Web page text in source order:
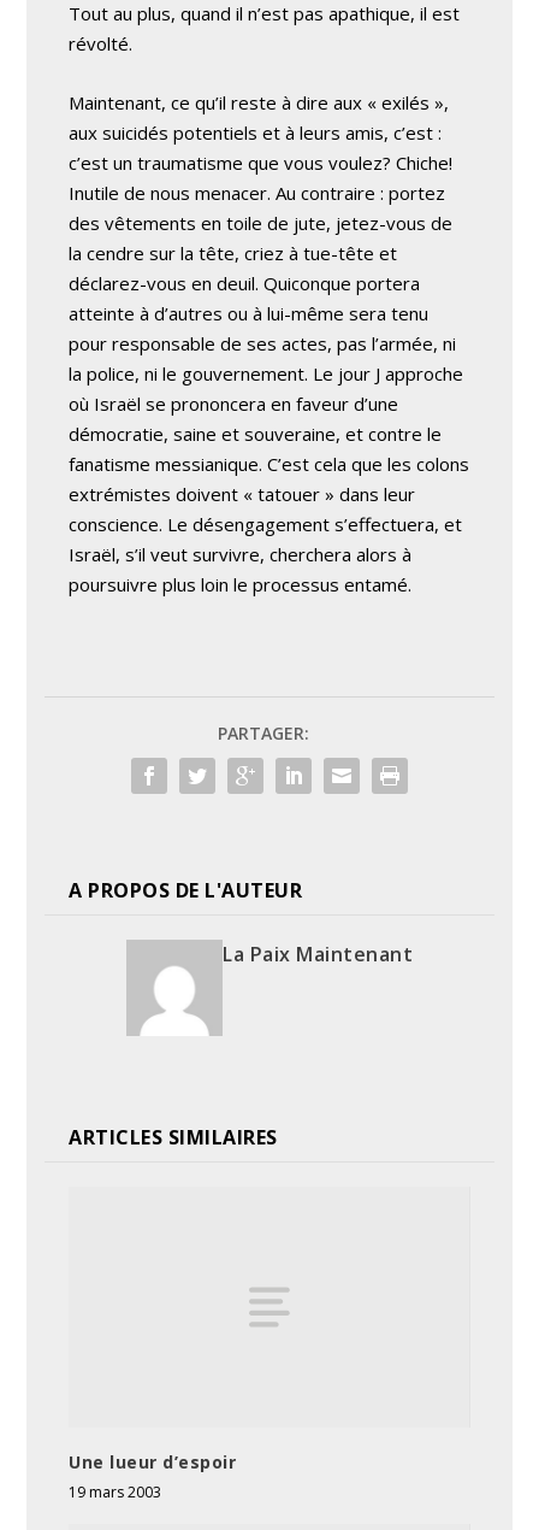
Tout au plus, quand il n’est pas apathique, il est
révolté.
Maintenant, ce qu’il reste à dire aux « exilés »,
aux suicidés potentiels et à leurs amis, c’est :
c’est un traumatisme que vous voulez? Chiche!
Inutile de nous menacer. Au contraire : portez
des vêtements en toile de jute, jetez-vous de
la cendre sur la tête, criez à tue-tête et
déclarez-vous en deuil. Quiconque portera
atteinte à d’autres ou à lui-même sera tenu
pour responsable de ses actes, pas l’armée, ni
la police, ni le gouvernement. Le jour J approche
où Israël se prononcera en faveur d’une
démocratie, saine et souveraine, et contre le
fanatisme messianique. C’est cela que les colons
extrémistes doivent « tatouer » dans leur
conscience. Le désengagement s’effectuera, et
Israël, s’il veut survivre, cherchera alors à
poursuivre plus loin le processus entamé.
PARTAGER:
A PROPOS DE L'AUTEUR
La Paix Maintenant
ARTICLES SIMILAIRES
Une lueur d’espoir
19 mars 2003